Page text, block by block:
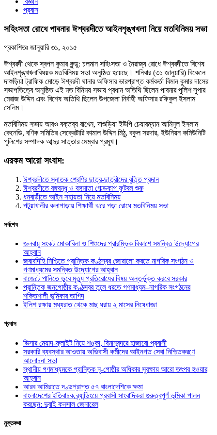
প্রবাস
সহিংসতা রোধে পাবনার ঈশ্বরদীতে আইনশৃঙ্খখলা নিয়ে মতবিনিময় সভা
প্রকাশিতঃ জানুয়ারি ৩১, ২০১৫
ঈশ্বরদী থেকে স্বপন কুমার কুন্ডু: চলমান সহিংসতা ও নৈরাজ্য রোধে ঈশ্বরদীতে বিশেষ
আইনশৃঙ্খখলাবিষয়ক মতবিনিময় সভা অনুষ্ঠিত হয়েছে। শনিবার (৩১ জানুয়ারি) বিকেলে
দাশুড়িয়া ট্রাফিক মোড়ে ঈশ্বরদী থানার অফিসার ভারপ্রাপ্ত কর্মকর্তা বিমান কুমার দাসের
সভাপতিত্বে অনুষ্ঠিত এই মত বিনিময় সভায় প্রধান অতিথি ছিলেন পাবনার পুলিশ সুপার
মেরাজ উদ্দিন এবং বিশেষ অতিথি ছিলেন উপজেলা নির্বাহী অফিসার রফিকুল ইসলাম
সেলিম।
মতবিনিময় সভায় আরও বক্তব্য রাখেন, দাশুড়িয়া ইউপি চেয়ারম্যান আমিনুল ইসলাম
কেনেডি, বণিক সমিতির সেক্রেটারি কামাল উদ্দিন মিঠু, বকুল সরদার, ইউনিয়ন কমিউনিটি
পুলিশের সম্পাদক আব্দুর সাত্তার মেম্বার প্রমূখ।
এরকম আরো সংবাদ:
ঈশ্বরদীতে স্নাতক শ্রেণির ছাত্র-ছাত্রীদের বৃত্তি প্রদান
ঈশ্বরদীতে বঙ্গবন্ধু ও বঙ্গমাতা গোল্ডকাপ ফুটবল শুরু
ধনবাড়ীতে আইন সহায়তা নিয়ে মতবিনিময়
পটুয়াখালীর কলাপাড়ায় শিক্ষার্থী ঝরে পড়া রোধে মতবিনিময় সভা
সর্বশেষ
জলবায়ু সংকট মোকাবিলা ও শিশুদের প্রারম্ভিক বিকাশে সমন্বিত উদ্যোগের
আহ্বান
জবাবদিহি নিশ্চিতে প্রান্তিক কণ্ঠস্বর জোরালো করতে নাগরিক সংগঠন ও
গণমাধ্যমের সমন্বিত উদ্যোগের আহ্বান
বাজেটে পানিতে ডুবে মৃত্যু প্রতিরোধের বিষয় অন্তর্ভুক্ত করবে সরকার
প্রান্তিক জনগোষ্ঠীর কণ্ঠস্বর তুলে ধরতে গণমাধ্যম–নাগরিক সংগঠনের
শক্তিশালী ভূমিকার তাগিদ
ইলিশ রক্ষায় মধ্যরাত থেকে মাছ ধরায় ২ মাসের নিষেধাজ্ঞা
প্রবাস
ভিসার মেয়াদ-ফ্লাইট নিয়ে শঙ্কা, বিমানবন্দরে হাজারো প্রবাসী
সরকারি ব্যবস্থার আওতায় অভিবাসী কর্মীদের আইনগত সেবা নিশ্চিতকরণে
আলোচনা সভা
স্থানীয় গণমাধ্যমকে প্রান্তিক নৃ-গোষ্ঠীর অধিকার সুরক্ষায় আরো তৎপর হওয়ার
আহ্বান
আরব আমিরাতে দণ্ডপ্রাপ্ত ৫৭ বাংলাদেশিকে ক্ষমা
বাংলাদেশের ইতিবাচক ব্র্যান্ডিংয়ে প্রবাসী সাংবাদিকরা গুরুত্বপূর্ণ ভূমিকা পালন
করছেন: দুবাই কনসাল জেনারেল
মুক্তকথা